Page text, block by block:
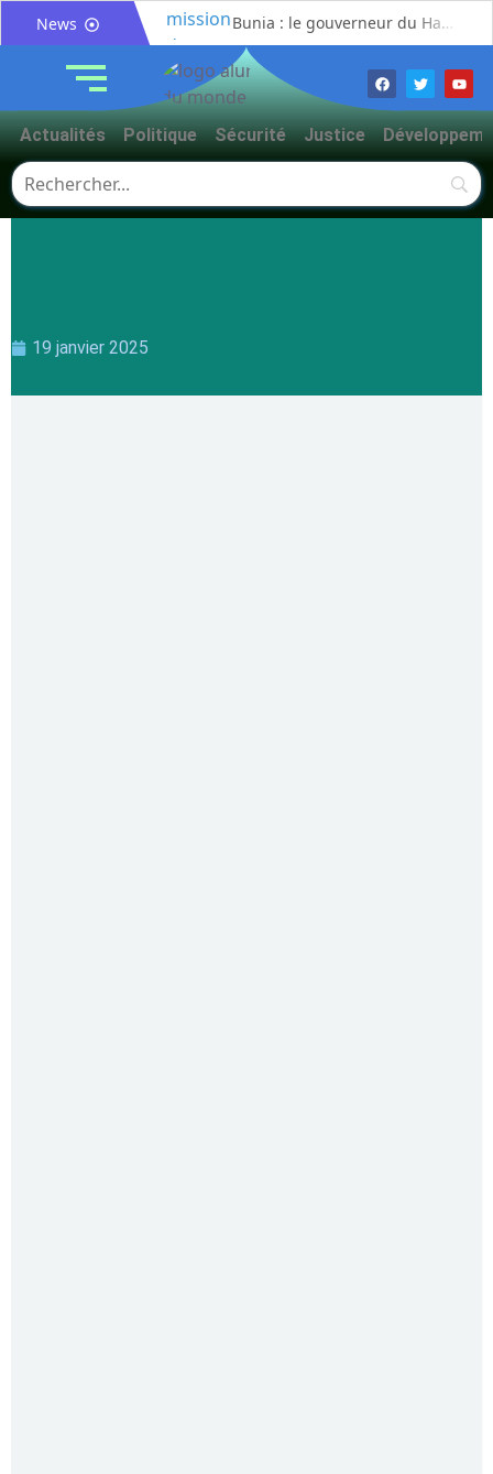
News
Bunia : le gouverneur du Haut-Uélé, Jean Bakomito Gambu, en mission de travail pour renforcer la coordination sécuritaire et sanitaire avec l’Ituri
Bunia : l’AIDAC-ASBL organise une prière d’action de grâce en l’honneur des finalistes musulmans admis à l’Examen d’État édition 2026
Ituri : un centre de traitement Ebola de plus de 100 lits ouvre ses portes pour renforcer la riposte
Ituri / Riposte contre Ebola : World Vision forme 50 leaders religieux à Bunia pour transformer la foi en actions contre Ebola
Djugu : l’ASADS et ALCAM sensibilisent près de 300 déplacés de Plaine Savo sur la protection des enfants et la cohésion sociale
Actualités Politique Sécurité Justice
19 janvier 2025